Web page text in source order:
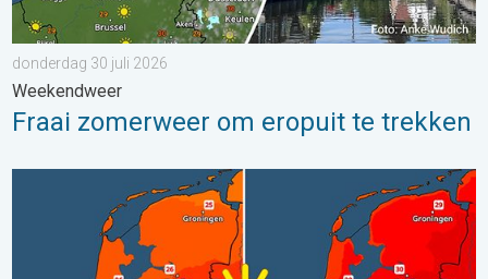
donderdag 30 juli 2026
Weekendweer
Fraai zomerweer om eropuit te trekken
Volop zon en zomerse warmte. Weekendweer. . . donderdag